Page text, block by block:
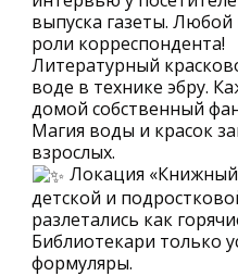
выпуска газеты.
роли корреспондента!
Литературный
воде в технике эбру.
домой собственный
Магия воды и красок
взрослых.
Локация
детской и
разлетались как
Библиотекари только
формуляры.